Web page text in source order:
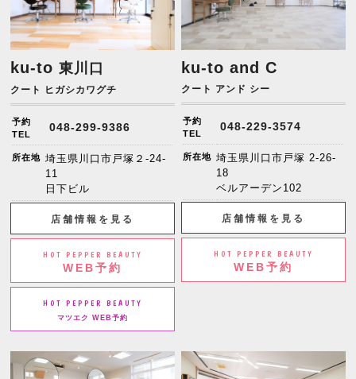
ku-to東川口
クート ヒガシカワグチ
予約
TEL
048-299-9386
所在地 埼玉県川口市戸塚２-24-
11
日下ビル
店舗情報を見る
HOT PEPPER BEAUTY
WEB予約
HOT PEPPER BEAUTY
マツエク WEB予約
ku-to and C
クート アンド シー
予約
TEL
048-229-3574
所在地 埼玉県川口市戸塚 2-26-
18
ベルアーデン102
店舗情報を見る
HOT PEPPER BEAUTY
WEB予約